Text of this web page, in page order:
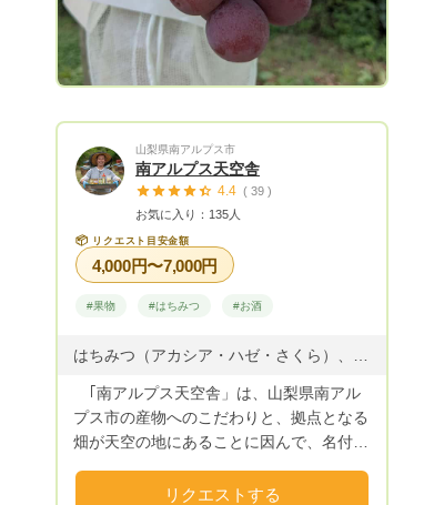
山梨県南アルプス市
南アルプス天空舎
4.4 ( 39 )
お気に入り：135人
📦 リクエスト目安金額
4,000円〜7,000円
#果物 #はちみつ #お酒
｢南アルプス天空舎」は、山梨県南アル
プス市の産物へのこだわりと、拠点となる
畑が天空の地にあることに因んで、名付け
山や八ヶ岳、甲府盆地が一望でき、主に養
リクエストする